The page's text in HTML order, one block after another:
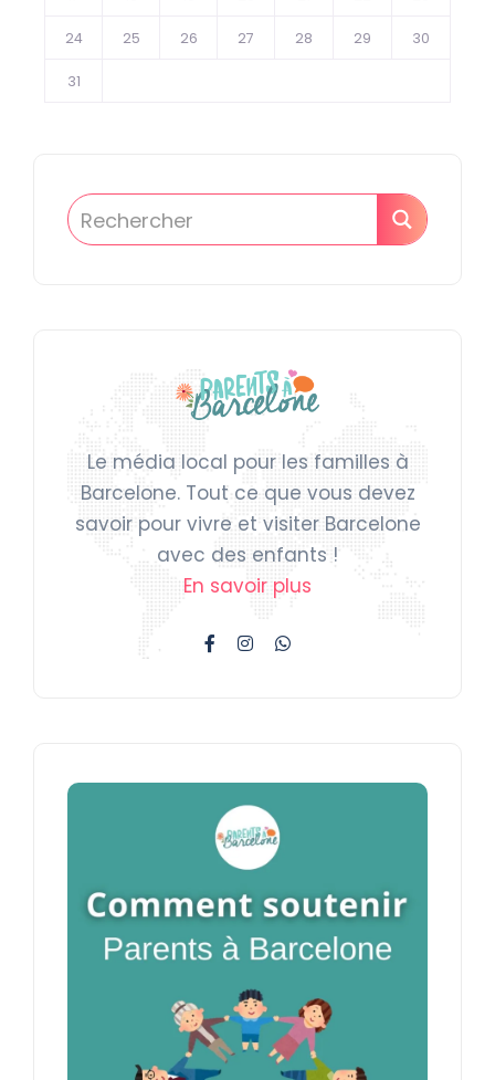
24 25 26 27 28 29 30
31
Le média local pour les familles à
Barcelone. Tout ce que vous devez
savoir pour vivre et visiter Barcelone
avec des enfants !
En savoir plus